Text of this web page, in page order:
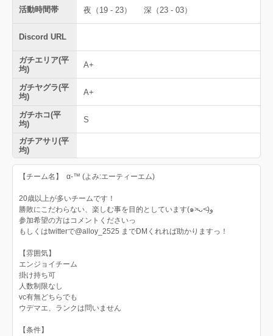
活動時間帯 夜（19 - 23） 深（23 - 03）
Discord URL
ガチエリア(平
均)
A+
ガチヤグラ(平
均)
A+
ガチホコ(平
均)
S
ガチアサリ(平
均)
【チーム名】 α-™️ (よみ:エーティーエム)
20歳以上が多いチームです！
勝敗にこだわらない、楽しむ事を目的としています(๑˃̵ᴗ˂̵)و
参加希望の方はコメントくださいっ
もしくはtwitterで@alloy_2525 までDMくれれば助かりますっ！
【雰囲気】
エンジョイチーム
掛け持ち可
人数制限なし
vc有無どちらでも
ウデマエ、ランクは問いません
【条件】